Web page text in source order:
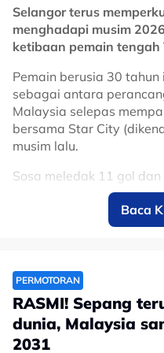
Selangor terus
menghadapi musim
ketibaan pemain tengah
Pemain berusia 30
sebagai antara
Malaysia selepas
bersama Star City
musim lalu.
Sosa meledak 11 gol
jaringan, sekali gus
paling menyerlah dalam
kreativiti, kawalan
menghasilkan hantaran
benteng pertahanan
Sebelum berhijrah ke
Baca
PERMOTORAN
RASMI! Sepang
dunia, Malaysia
2031